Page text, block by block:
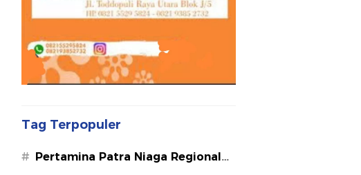
Tag Terpopuler
# Pertamina Patra Niaga Regional